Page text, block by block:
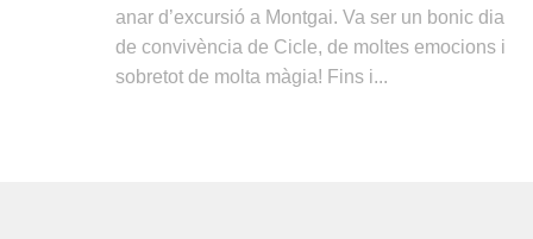
anar d’excursió a Montgai. Va ser un bonic dia
de convivència de Cicle, de moltes emocions i
sobretot de molta màgia! Fins i...